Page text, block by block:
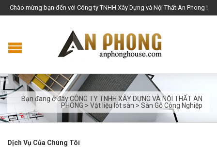
Chào mừng bạn đến với Công ty TNHH Xây Dựng và Nội Thất An Phong !
Bạn đang ở đây:CÔNG TY TNHH XÂY DỰNG VÀ NỘI THẤT AN
PHONG > Vật liệu lót sàn > Sàn Gỗ Công Nghiệp
Dịch Vụ Của Chúng Tôi